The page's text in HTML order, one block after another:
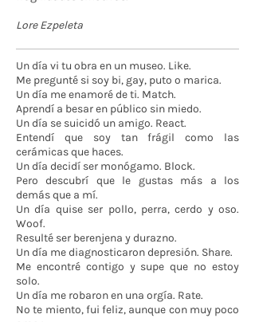
Lore Ezpeleta
Un día vi tu obra en un museo. Like.
Me pregunté si soy bi, gay, puto o marica.
Un día me enamoré de ti. Match.
Aprendí a besar en público sin miedo.
Un día se suicidó un amigo. React.
Entendí que soy tan frágil como las
cerámicas que haces.
Un día decidí ser monógamo. Block.
Pero descubrí que le gustas más a los
demás que a mí.
Un día quise ser pollo, perra, cerdo y oso.
Woof.
Resulté ser berenjena y durazno.
Un día me diagnosticaron depresión. Share.
Me encontré contigo y supe que no estoy
solo.
Un día me robaron en una orgía. Rate.
No te miento, fui feliz, aunque con muy poco